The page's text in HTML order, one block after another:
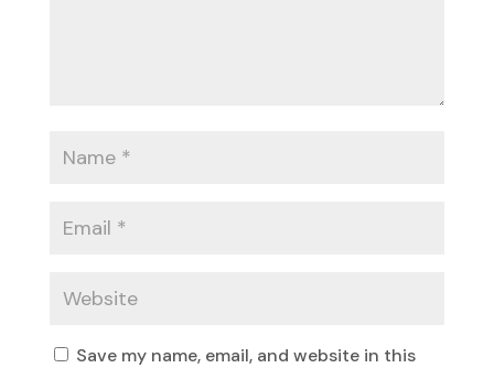
Save my name, email, and website in this